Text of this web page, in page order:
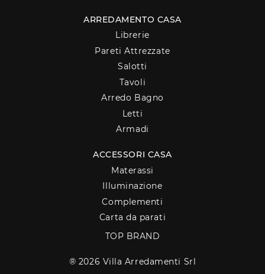
ARREDAMENTO CASA
Librerie
Pareti Attrezzate
Salotti
Tavoli
Arredo Bagno
Letti
Armadi
ACCESSORI CASA
Materassi
Illuminazione
Complementi
Carta da parati
TOP BRAND
® 2026 Villa Arredamenti Srl